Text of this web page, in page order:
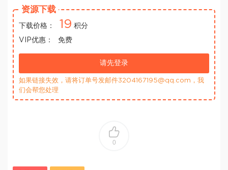
资源下载
下载价格： 19 积分
VIP优惠：
免费
请先登录
如果链接失效，请将订单号发邮件3204167195@qq.com，我
们会帮您处理
0